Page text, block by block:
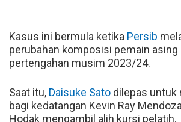
Kasus ini bermula ketika Persib
perubahan komposisi pemain asing
pertengahan musim 2023/24.
Saat itu, Daisuke Sato dilepas untuk
bagi kedatangan Kevin Ray
Hodak mengambil alih kursi pelatih.